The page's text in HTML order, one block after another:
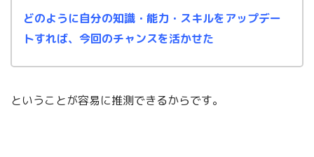
どのように自分の知識・能力・スキルをアップデー
トすれば、今回のチャンスを活かせた
ということが容易に推測できるからです。